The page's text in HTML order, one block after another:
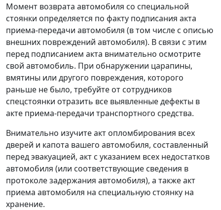
Момент возврата автомобиля со специальной
стоянки определяется по факту подписания акта
приема-передачи автомобиля (в том числе с описью
внешних повреждений автомобиля). В связи с этим
перед подписанием акта внимательно осмотрите
свой автомобиль. При обнаружении царапины,
вмятины или другого повреждения, которого
раньше не было, требуйте от сотрудников
спецстоянки отразить все выявленные дефекты в
акте приема-передачи транспортного средства.
Внимательно изучите акт опломбирования всех
дверей и капота вашего автомобиля, составленный
перед эвакуацией, акт с указанием всех недостатков
автомобиля (или соответствующие сведения в
протоколе задержания автомобиля), а также акт
приема автомобиля на специальную стоянку на
хранение.